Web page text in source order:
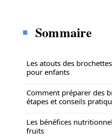
Sommaire
Les atouts des
pour enfants
Comment préparer des
étapes et conseils
Les bénéfices
fruits